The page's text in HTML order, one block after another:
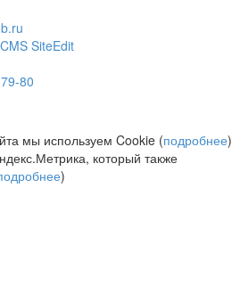
CMS SiteEdit
80
мы используем Cookie (подробнее)
который также
)